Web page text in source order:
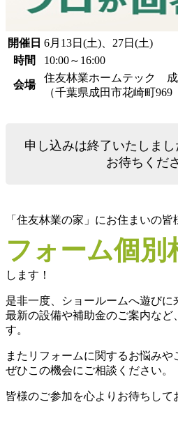
開催日 6月13日(土)、27日(土)
時間
10:00～16:00
会場
住友林業ホームテック
（千葉県成田市花崎町
申し込みは終了いたしま
お待ちくだ
「住友林業の家」にお住まいの皆
フォーム個別
します！
是非一度、ショールームへ遊びに
最新の設備や補助金のご案内など
す。
またリフォームに関するお悩みや
ぜひこの機会にご相談ください。
皆様のご参加を心よりお待ちして